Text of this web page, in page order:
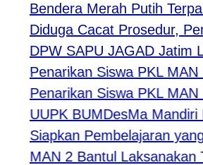
Bendera Merah Putih
Diduga Cacat Prosedur,
DPW SAPU JAGAD Jatim
Penarikan Siswa PKL MAN 2
Penarikan Siswa PKL MAN 2
UUPK BUMDesMa Mandiri
Siapkan Pembelajaran yang
MAN 2 Bantul Laksanakan